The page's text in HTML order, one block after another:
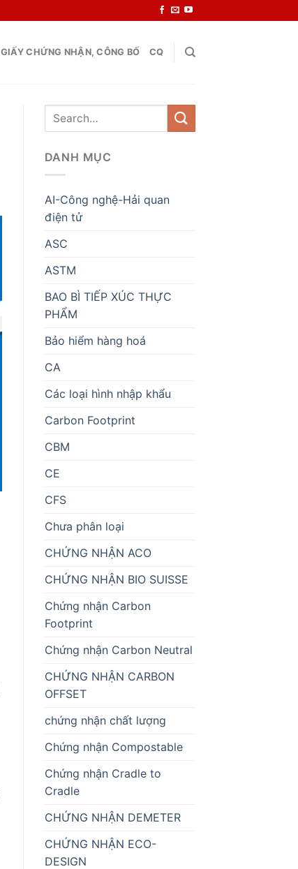
GIẤY CHỨNG NHẬN, CÔNG BỐ CQ
DANH MỤC
AI-Công nghệ-Hải quan
điện tử
ASC
ASTM
BAO BÌ TIẾP XÚC THỰC
PHẨM
Bảo hiểm hàng hoá
CA
Các loại hình nhập khẩu
Carbon Footprint
CBM
CE
CFS
Chưa phân loại
CHỨNG NHẬN ACO
CHỨNG NHẬN BIO SUISSE
Chứng nhận Carbon
Footprint
Chứng nhận Carbon Neutral
CHỨNG NHẬN CARBON
OFFSET
chứng nhận chất lượng
Chứng nhận Compostable
Chứng nhận Cradle to
Cradle
CHỨNG NHẬN DEMETER
CHỨNG NHẬN ECO-
DESIGN